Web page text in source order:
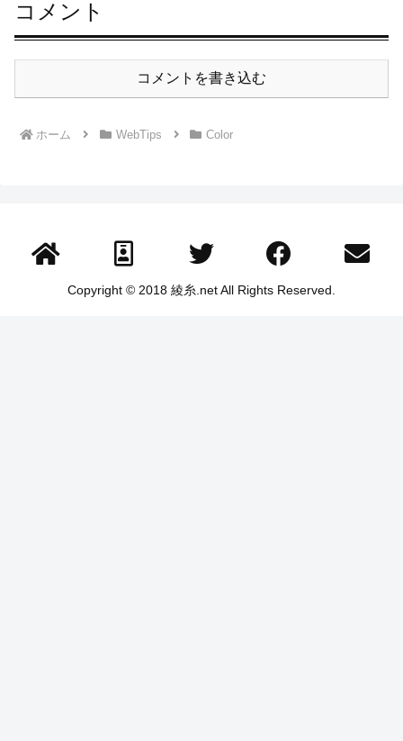
コメント
コメントを書き込む
ホーム WebTips Color
Copyright © 2018 綾糸.net All Rights Reserved.